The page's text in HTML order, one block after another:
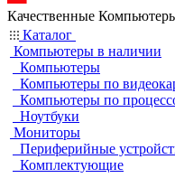
Качественные
Каталог
Компьютеры в наличии
Компьютеры
Компьютеры по
Компьютеры по
Ноутбуки
Мониторы
Периферийные
Комплектующие